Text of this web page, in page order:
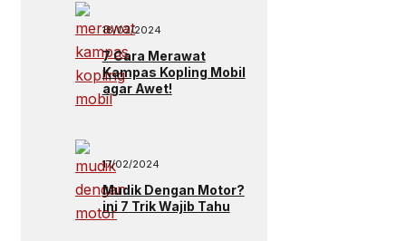
18/02/2024
7 Cara Merawat
Kampas Kopling Mobil
agar Awet!
17/02/2024
Mudik Dengan Motor?
ini 7 Trik Wajib Tahu